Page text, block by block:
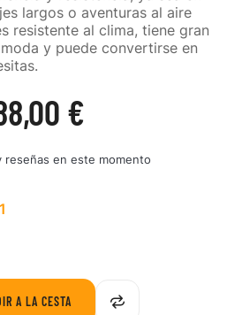
largos o aventuras al aire
resistente al clima, tiene gran
y puede convertirse en
€
reseñas en este momento
A LA CESTA